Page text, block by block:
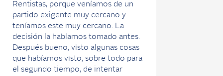
Rentistas, porque veníamos de un
partido exigente muy cercano y
teníamos este muy cercano. La
decisión la habíamos tomado antes.
Después bueno, visto algunas cosas
que habíamos visto, sobre todo para
el segundo tiempo, de intentar